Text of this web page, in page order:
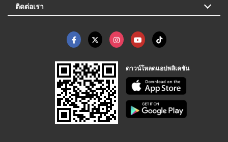
ติดต่อเรา
ดาวน์โหลดแอปพลิเคชัน